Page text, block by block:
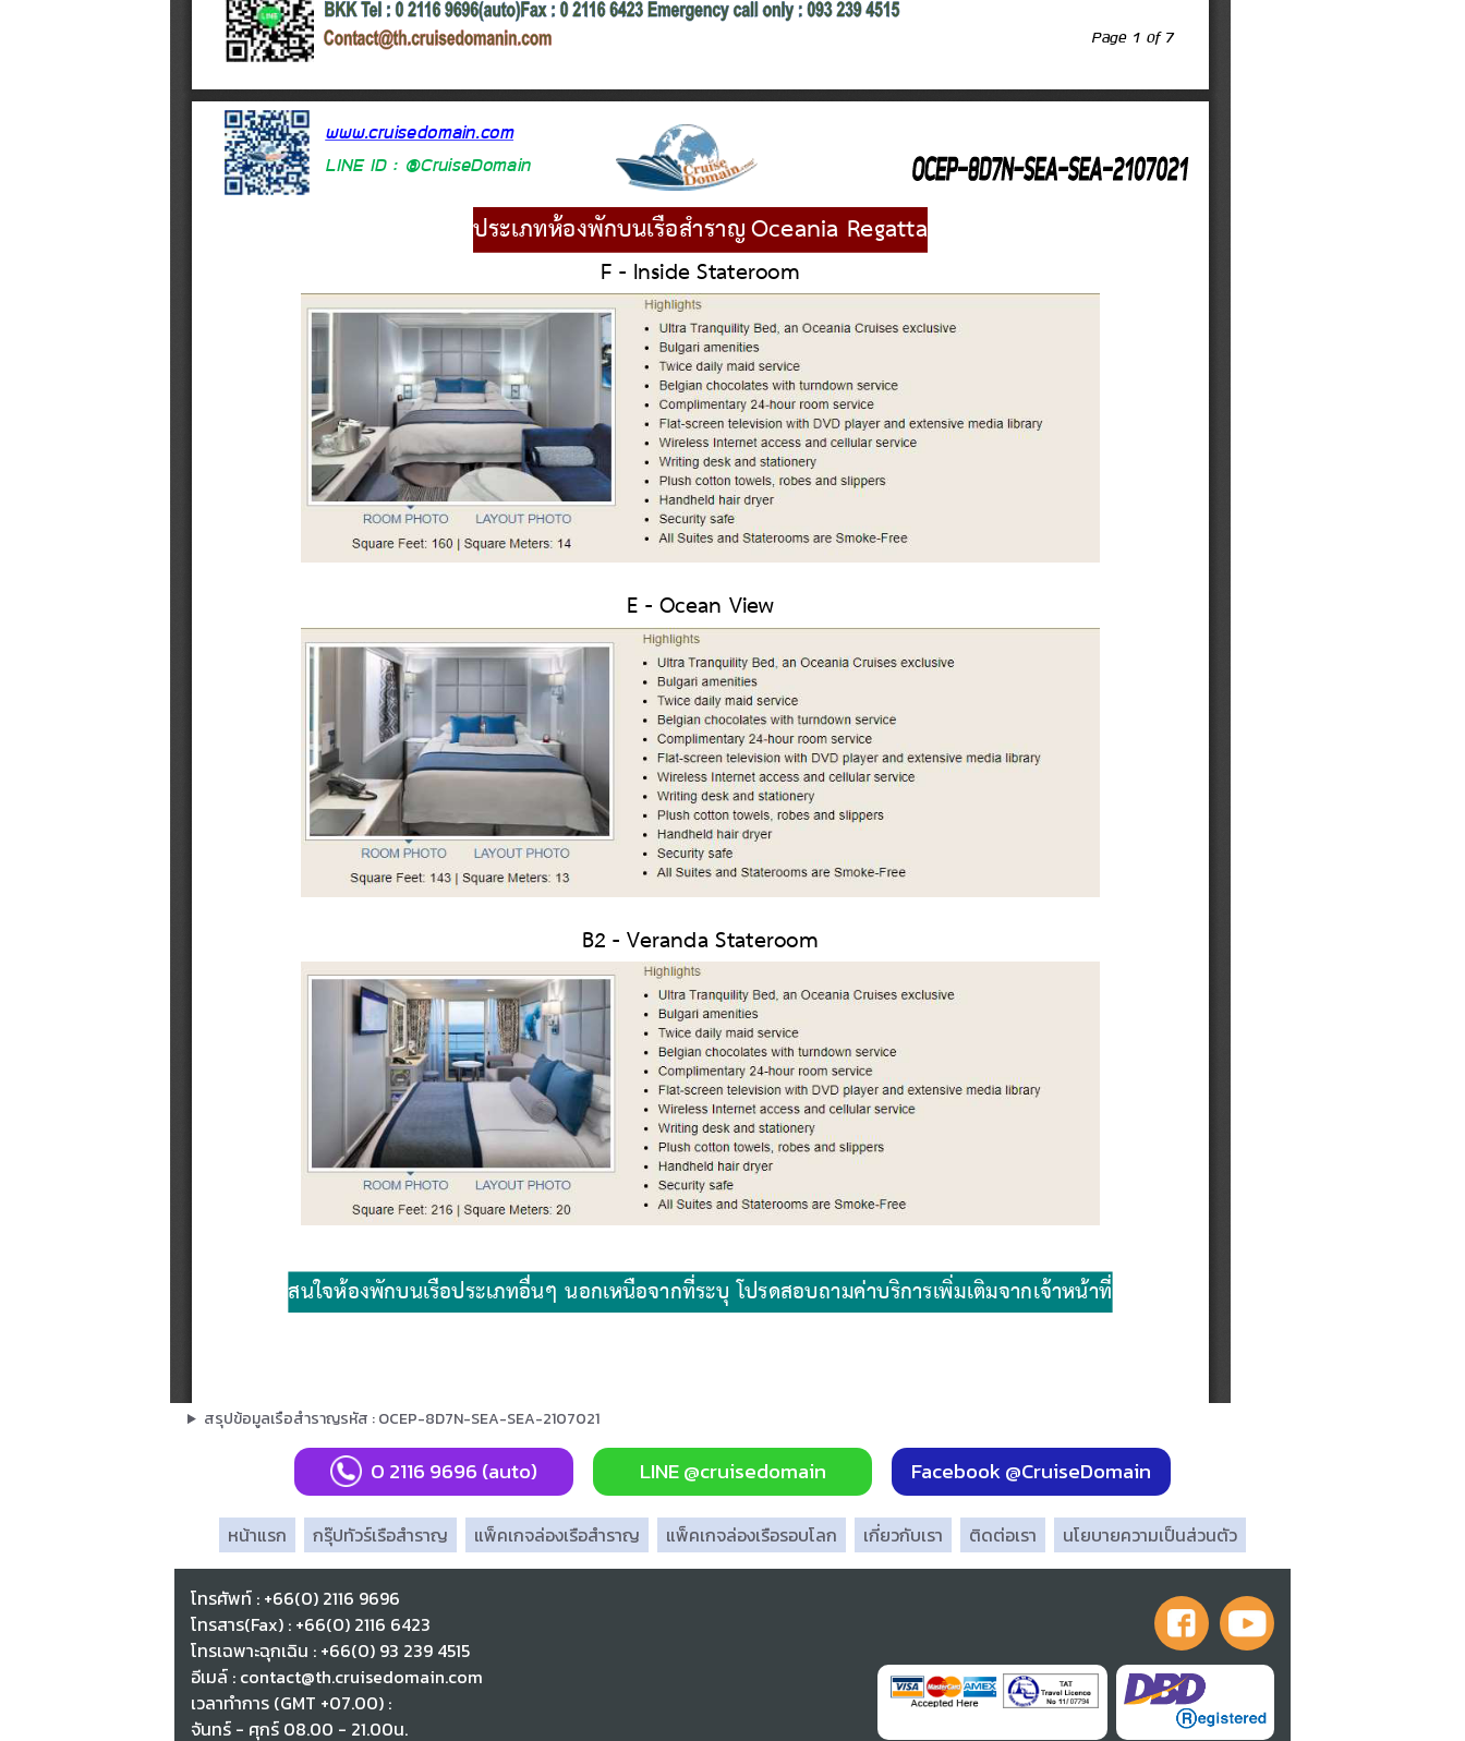
สรุปข้อมูลเรือสำราญรหัส : OCEP-8D7N-SEA-SEA-2107021
0 2116 9696 (auto) LINE @cruisedomain Facebook @CruiseDomain
หน้าแรก กรุ๊ปทัวร์เรือสำราญ แพ็คเกจล่องเรือสำราญ แพ็คเกจล่องเรือรอบโลก เกี่ยวกับเรา ติดต่อเรา นโยบายความเป็นส่วนตัว
โทรศัพท์ : +66(0) 2116 9696
โทรสาร(Fax) : +66(0) 2116 6423
โทรเฉพาะฉุกเฉิน : +66(0) 93 239 4515
อีเมล์ : contact@th.cruisedomain.com
เวลาทำการ (GMT +07.00) :
จันทร์ - ศุกร์ 08.00 - 21.00น.